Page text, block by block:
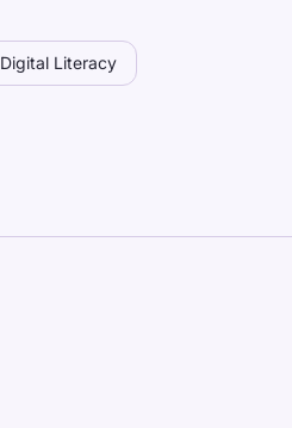
Digital Literacy